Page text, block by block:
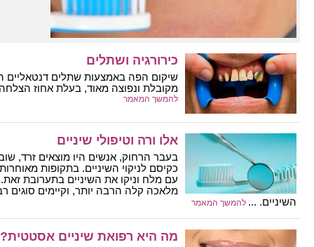
כירורגיה ושתלים
שיקום הפה באמצעות שתלים דנטאליים
מקובלת ונפוצה מאוד, בעלת אחוז
להמשך המאמר
אלו ורה וטיפולי שיניים
בעבר הרחוק, אנשים היו מוצאים זרד,
כקיסם לניקוי השיניים. בתקופות
עם מלח וניקו את השיניים בתערובת זאת.
מלאכה קלה הרבה יותר, וקיימים סוגים
השיניים. ... להמשך המאמר
מה היא רפואת שיניים אסטטית?